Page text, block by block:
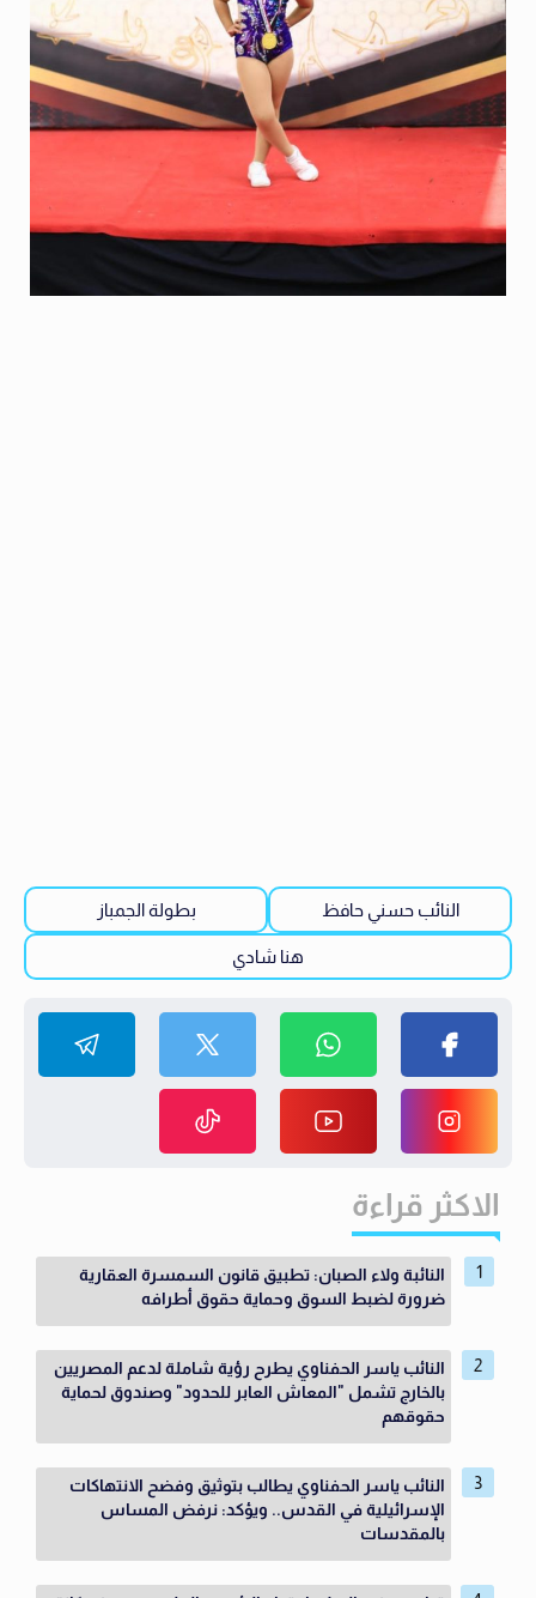
النائب حسني حافظ بطولة الجمباز
هنا شادي
الاكثر قراءة
النائبة ولاء الصبان: تطبيق قانون السمسرة العقارية
ضرورة لضبط السوق وحماية حقوق أطرافه
النائب ياسر الحفناوي يطرح رؤية شاملة لدعم المصريين
بالخارج تشمل "المعاش العابر للحدود" وصندوق لحماية
حقوقهم
النائب ياسر الحفناوي يطالب بتوثيق وفضح الانتهاكات
الإسرائيلية في القدس.. ويؤكد: نرفض المساس
بالمقدسات